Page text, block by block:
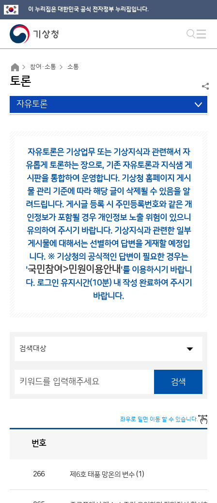
이 누리집은 대한민국 공식 전자정부 누리집입니다.
참여·소통 소통
토론
자유토론
자유토론은 기상업무 또는 기상지식과 관련해서 자
유롭게 토론하는 장으로, 기존 자유토론과 지식샘 게
시판을 통합하여 운영합니다. 기상청 홈페이지 게시
물 관리 기준에 따라 해당 글이 삭제될 수 있음을 알
려드립니다. 게시글 등록 시 주민등록번호와 같은 개
인정보가 포함될 경우 개인정보 노출 위험이 있으니
유의하여 주시기 바랍니다. 기상지식과 관련한 일부
게시물에 대해서는 선별하여 답변을 게재할 예정입
니다. ※ 기상청의 공식적인 답변이 필요한 경우는
'국민참여>민원이용안내 '를 이용하시기 바랍니
다. 로그인 유지시간(10분) 내 작성 완료하여 주시기
바랍니다.
검색
좌우로 밀면 이동 할 수 있습니다.
번호
266 제6호 태풍 망온의 변수 (1)